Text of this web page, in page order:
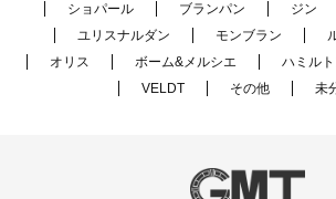
ショパール
ブランパン ジン
ユリスナルダン
モンブラン
オリス
ボーム&メルシエ ハミル
VELDT
その他 未